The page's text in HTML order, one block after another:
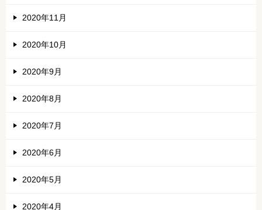
2020年11月
2020年10月
2020年9月
2020年8月
2020年7月
2020年6月
2020年5月
2020年4月